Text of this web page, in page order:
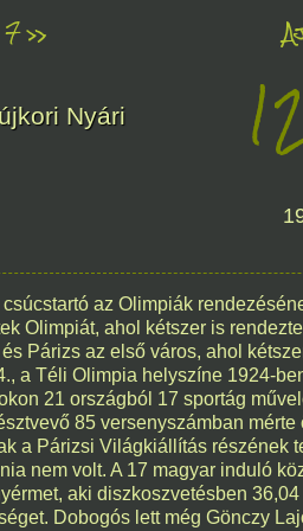
»
466
201éve
1825. 08. 07.
150éve
Nyári
az Olimpiák
Olimpiát, ahol kétszer is
Párizs az első város, ahol
a Téli Olimpia helyszíne 1924-
21 országból 17 sportág
85 versenyszámban mérte
a Párizsi Világkiállítás részének
nem volt. A 17 magyar induló
aki diszkoszvetésben
Dobogós lett még Gönczy